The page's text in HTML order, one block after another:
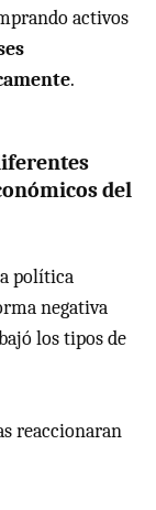
activos
.
del
política
negativa
los tipos de
reaccionaran